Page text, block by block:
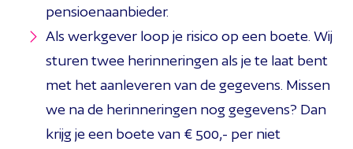
pensioenaanbieder.
Als werkgever loop je risico op een boete. Wij
sturen twee herinneringen als je te laat bent
met het aanleveren van de gegevens. Missen
we na de herinneringen nog gegevens? Dan
krijg je een boete van € 500,- per niet